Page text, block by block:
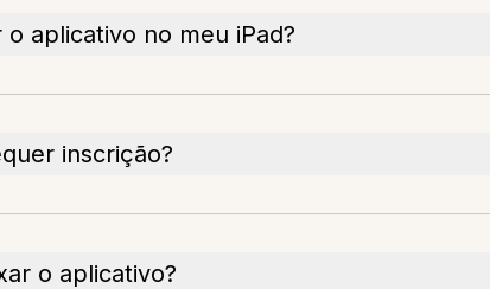
o aplicativo no meu iPad?
inscrição?
o aplicativo?